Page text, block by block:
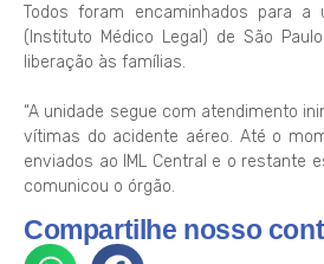
Todos foram encaminhados para a
(Instituto Médico Legal) de São
liberação às famílias.
“A unidade segue com atendimento
vítimas do acidente aéreo. Até o
enviados ao IML Central e o restante
comunicou o órgão.
Compartilhe nosso